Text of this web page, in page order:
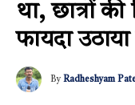
था, छात्रों
फायदा
By Radheshyam